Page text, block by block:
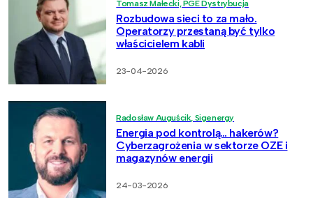
Tomasz Małecki, PGE Dystrybucja
Rozbudowa sieci to za mało.
Operatorzy przestaną być tylko
właścicielem kabli
23-04-2026
Radosław Auguścik, Sigenergy
Energia pod kontrolą… hakerów?
Cyberzagrożenia w sektorze OZE i
magazynów energii
24-03-2026